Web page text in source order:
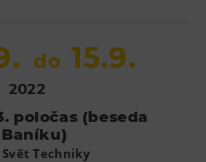
do 15.9.
2022
poločas (beseda
Techniky